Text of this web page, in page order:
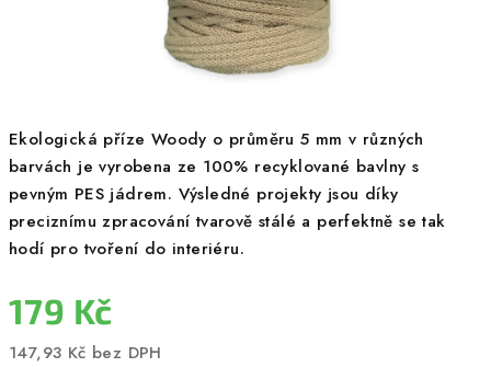
Ekologická příze Woody o průměru 5 mm v různých
barvách je vyrobena ze 100% recyklované bavlny s
pevným PES jádrem. Výsledné projekty jsou díky
preciznímu zpracování tvarově stálé a perfektně se tak
hodí pro tvoření do interiéru.
179 Kč
147,93 Kč bez DPH